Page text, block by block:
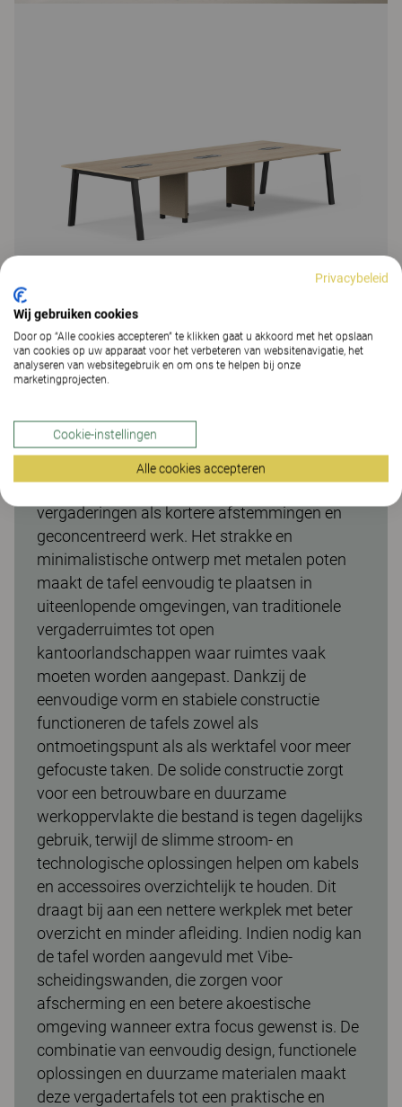
De Make vergadertafel met een hoogte van
740 mm biedt een comfortabele werkhoogte
vergaderingen als kortere afstemmingen en
geconcentreerd werk. Het strakke en
minimalistische ontwerp met metalen poten
maakt de tafel eenvoudig te plaatsen in
uiteenlopende omgevingen, van traditionele
vergaderruimtes tot open
kantoorlandschappen waar ruimtes vaak
moeten worden aangepast. Dankzij de
eenvoudige vorm en stabiele constructie
functioneren de tafels zowel als
ontmoetingspunt als als werktafel voor meer
gefocuste taken. De solide constructie zorgt
voor een betrouwbare en duurzame
werkoppervlakte die bestand is tegen dagelijks
gebruik, terwijl de slimme stroom- en
technologische oplossingen helpen om kabels
en accessoires overzichtelijk te houden. Dit
draagt bij aan een nettere werkplek met beter
overzicht en minder afleiding. Indien nodig kan
de tafel worden aangevuld met Vibe-
scheidingswanden, die zorgen voor
afscherming en een betere akoestische
omgeving wanneer extra focus gewenst is. De
combinatie van eenvoudig design, functionele
oplossingen en duurzame materialen maakt
deze vergadertafels tot een praktische en
Privacybeleid
Wij gebruiken cookies
Door op “Alle cookies accepteren” te klikken gaat u akkoord met het opslaan
van cookies op uw apparaat voor het verbeteren van websitenavigatie, het
analyseren van websitegebruik en om ons te helpen bij onze
marketingprojecten.
Cookie-instellingen
Alle cookies accepteren